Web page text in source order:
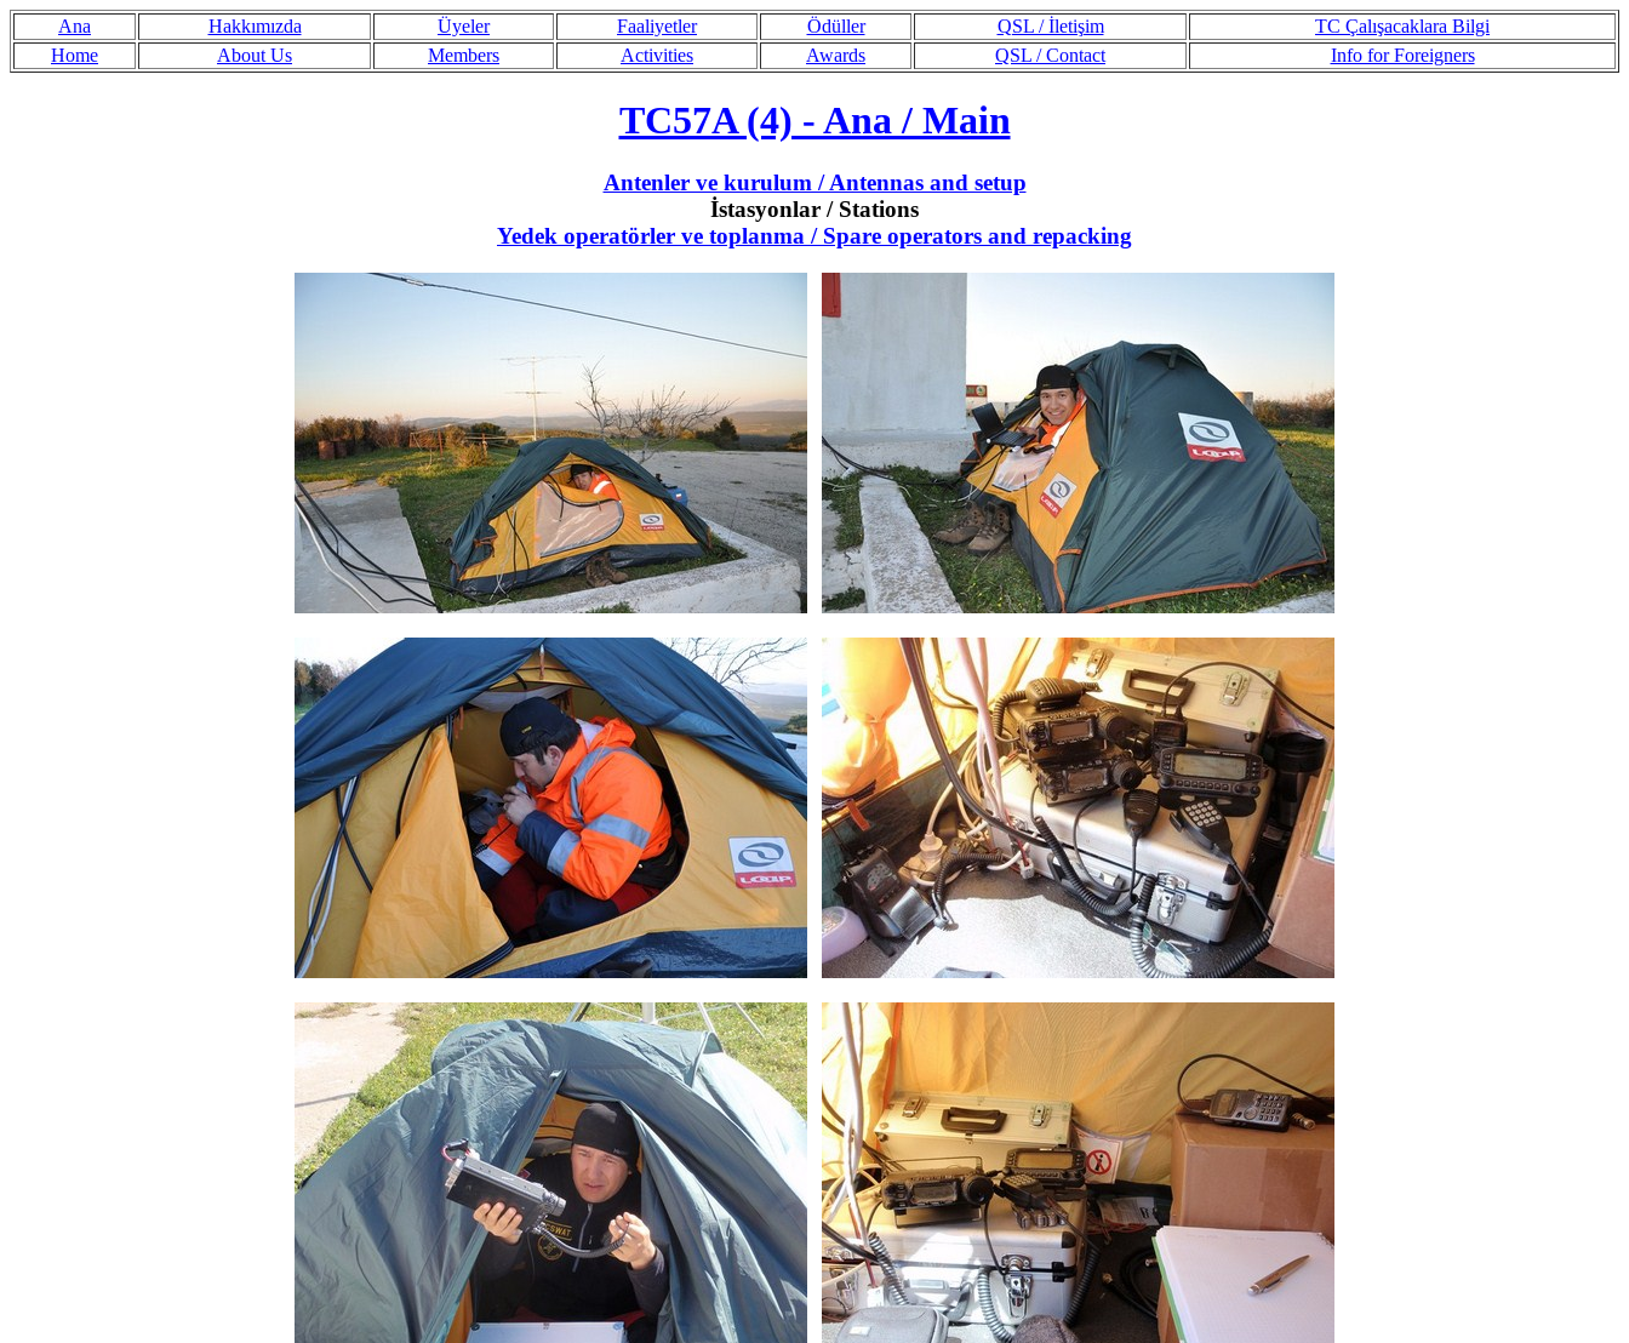
Ana Hakkımızda Üyeler Faaliyetler Ödüller QSL / İletişim
TC Çalışacaklara Bilgi
Home
About Us Members Activities Awards QSL / Contact Info for Foreigners
TC57A (4) - Ana / Main
Antenler ve kurulum / Antennas and setup
İstasyonlar / Stations
Yedek operatörler ve toplanma / Spare operators and repacking